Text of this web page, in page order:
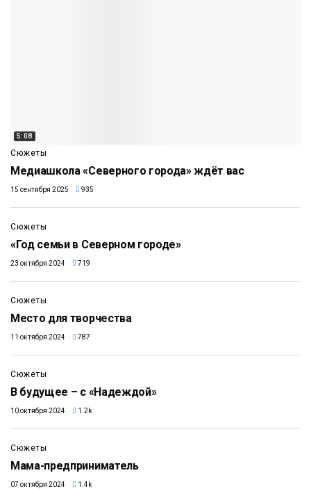
5:08
Сюжеты
Медиашкола «Северного города» ждёт вас
15 сентября 2025 935
2:36
Сюжеты
«Год семьи в Северном городе»
23 октября 2024 719
2:49
Сюжеты
Место для творчества
11 октября 2024 787
7:33
Сюжеты
В будущее – с «Надеждой»
10 октября 2024 1.2k
5:11
Сюжеты
Мама-предприниматель
07 октября 2024 1.4k